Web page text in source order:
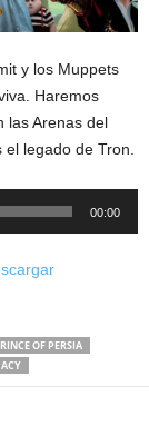
y los Muppets
Haremos
las Arenas del
legado de Tron.
00:00
OF PERSIA